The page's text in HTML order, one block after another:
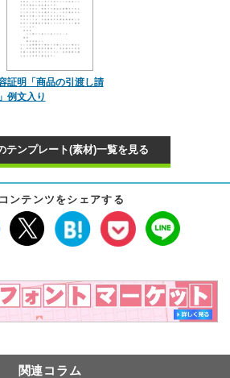
証明「商品の引渡し請
例文入り
テンプレート(素材)一覧を見る
ンテンツをシェアする
関連コラム